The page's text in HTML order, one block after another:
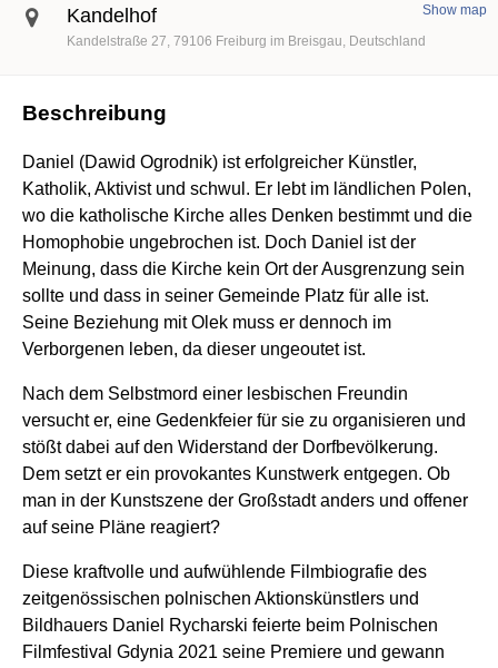
Kandelhof
Kandelstraße 27 79106 Freiburg im Breisgau Deutschland
Show map
Beschreibung
Daniel (Dawid Ogrodnik) ist erfolgreicher Künstler,
Katholik, Aktivist und schwul. Er lebt im ländlichen Polen,
wo die katholische Kirche alles Denken bestimmt und die
Homophobie ungebrochen ist. Doch Daniel ist der
Meinung, dass die Kirche kein Ort der Ausgrenzung sein
sollte und dass in seiner Gemeinde Platz für alle ist.
Seine Beziehung mit Olek muss er dennoch im
Verborgenen leben, da dieser ungeoutet ist.
Nach dem Selbstmord einer lesbischen Freundin
versucht er, eine Gedenkfeier für sie zu organisieren und
stößt dabei auf den Widerstand der Dorfbevölkerung.
Dem setzt er ein provokantes Kunstwerk entgegen. Ob
man in der Kunstszene der Großstadt anders und offener
auf seine Pläne reagiert?
Diese kraftvolle und aufwühlende Filmbiografie des
zeitgenössischen polnischen Aktionskünstlers und
Bildhauers Daniel Rycharski feierte beim Polnischen
Filmfestival Gdynia 2021 seine Premiere und gewann